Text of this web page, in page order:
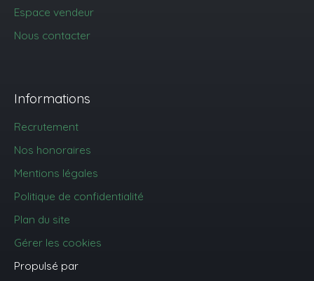
Espace vendeur
Nous contacter
Informations
Recrutement
Nos honoraires
Mentions légales
Politique de confidentialité
Plan du site
Gérer les cookies
Propulsé par